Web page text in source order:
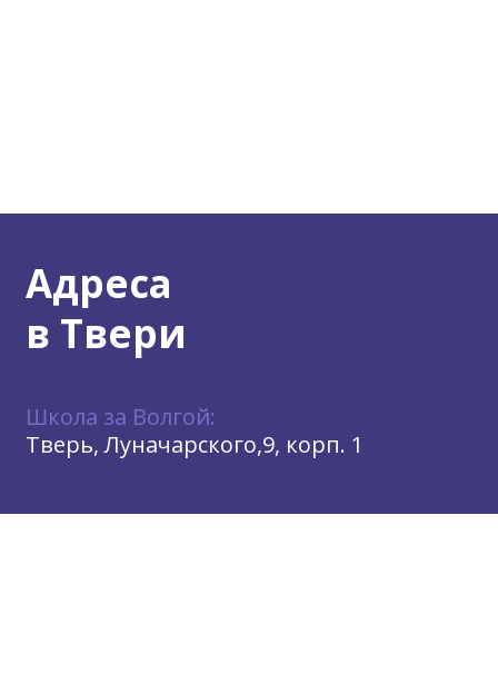
Адреса
в Твери
Школа за Волгой:
Тверь, Луначарского,9, корп. 1